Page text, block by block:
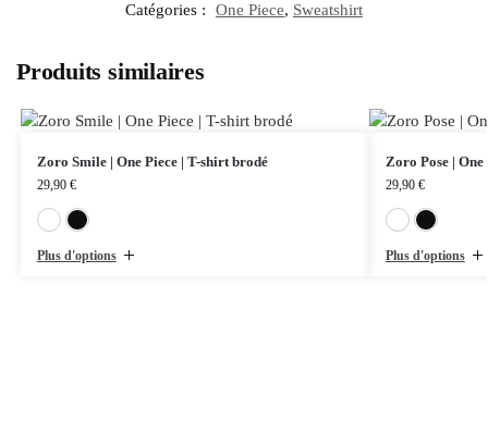
Catégories :
One Piece, Sweatshirt
Produits similaires
Zoro Smile | One Piece | T-shirt brodé
29,90 €
Plus d'options
Zoro Pose |
29,90 €
Plus d'options